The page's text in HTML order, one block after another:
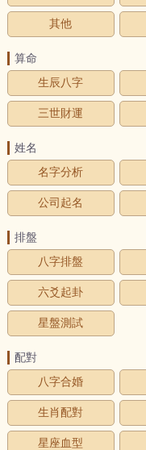
其他
算命
生辰八字
三世財運
姓名
名字分析
公司起名
排盤
八字排盤
六爻起卦
星盤測試
配對
八字合婚
生肖配對
星座血型